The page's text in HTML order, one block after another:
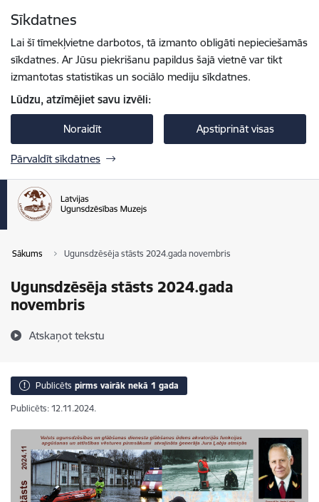
Sīkdatnes
Lai šī tīmekļvietne darbotos, tā izmanto obligāti nepieciešamās
sīkdatnes. Ar Jūsu piekrišanu papildus šajā vietnē var tikt
izmantotas statistikas un sociālo mediju sīkdatnes.
Lūdzu, atzīmējiet savu izvēli:
Noraidīt Apstiprināt visas
Pārvaldīt sīkdatnes
Sākums Ugunsdzēsēja stāsts 2024.gada novembris
Ugunsdzēsēja stāsts 2024.gada
novembris
Atskaņot tekstu
Publicēts pirms vairāk nekā 1 gada
Publicēts: 12.11.2024.